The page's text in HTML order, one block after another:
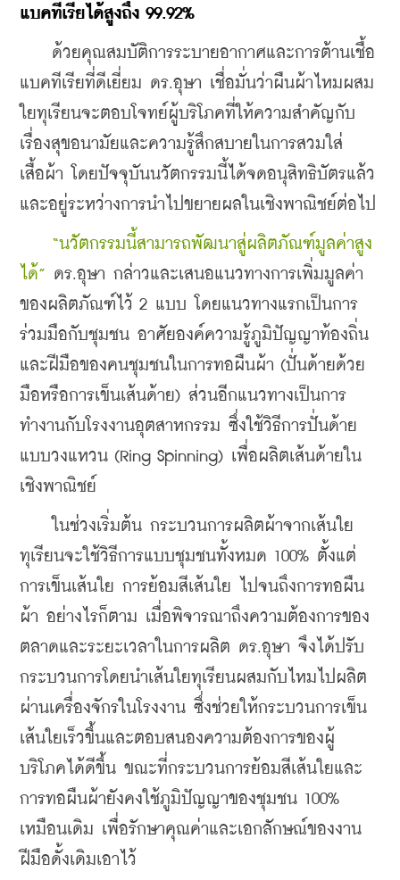
แบคทีเรียได้สูงถึง 99.92%
ด้วยคุณสมบัติการระบายอากาศและการต้านเชื้อ
แบคทีเรียที่ดีเยี่ยม ดร.อุษา เชื่อมั่นว่าผืนผ้าไหมผสม
ใยทุเรียนจะตอบโจทย์ผู้บริโภคที่ให้ความสำคัญกับ
เรื่องสุขอนามัยและความรู้สึกสบายในการสวมใส่
เสื้อผ้า โดยปัจจุบันนวัตกรรมนี้ได้จดอนุสิทธิบัตรแล้ว
และอยู่ระหว่างการนำไปขยายผลในเชิงพาณิชย์ต่อไป
“นวัตกรรมนี้สามารถพัฒนาสู่ผลิตภัณฑ์มูลค่าสูง
ได้” ดร.อุษา กล่าวและเสนอแนวทางการเพิ่มมูลค่า
ของผลิตภัณฑ์ไว้ 2 แบบ โดยแนวทางแรกเป็นการ
ร่วมมือกับชุมชน อาศัยองค์ความรู้ภูมิปัญญาท้องถิ่น
และฝีมือของคนชุมชนในการทอผืนผ้า (ปั่นด้ายด้วย
มือหรือการเข็นเส้นด้าย) ส่วนอีกแนวทางเป็นการ
ทำงานกับโรงงานอุตสาหกรรม ซึ่งใช้วิธีการปั่นด้าย
แบบวงแหวน (Ring Spinning) เพื่อผลิตเส้นด้ายใน
เชิงพาณิชย์
ในช่วงเริ่มต้น กระบวนการผลิตผ้าจากเส้นใย
ทุเรียนจะใช้วิธีการแบบชุมชนทั้งหมด 100% ตั้งแต่
การเข็นเส้นใย การย้อมสีเส้นใย ไปจนถึงการทอผืน
ผ้า อย่างไรก็ตาม เมื่อพิจารณาถึงความต้องการของ
ตลาดและระยะเวลาในการผลิต ดร.อุษา จึงได้ปรับ
กระบวนการโดยนำเส้นใยทุเรียนผสมกับไหมไปผลิต
ผ่านเครื่องจักรในโรงงาน ซึ่งช่วยให้กระบวนการเข็น
เส้นใยเร็วขึ้นและตอบสนองความต้องการของผู้
บริโภคได้ดีขึ้น ขณะที่กระบวนการย้อมสีเส้นใยและ
การทอผืนผ้ายังคงใช้ภูมิปัญญาของชุมชน 100%
เหมือนเดิม เพื่อรักษาคุณค่าและเอกลักษณ์ของงาน
ฝีมือดั้งเดิมเอาไว้